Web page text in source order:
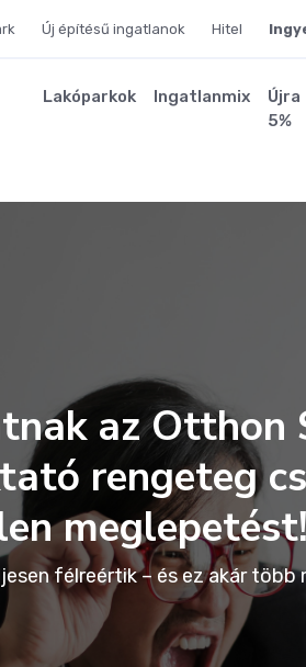
Új építésű ingatlanok Hitel
Lakóparkok Ingatlanmix
Újra
5%
az
rengeteg
meglepetést!
félreértik – és ez akár